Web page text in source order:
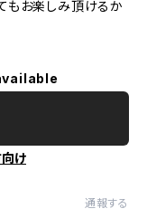
もお楽しみ頂けるか
け
通報する